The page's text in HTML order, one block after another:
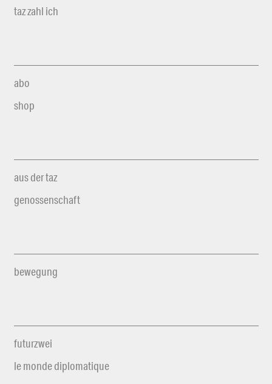
taz zahl ich
abo
shop
aus der taz
genossenschaft
bewegung
futurzwei
le monde diplomatique